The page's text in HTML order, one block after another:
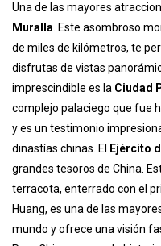
Una de las mayores
Muralla . Este asombroso
de miles de kilómetros, te
disfrutas de vistas
imprescindible es la Ciudad
complejo palaciego que fue
y es un testimonio
dinastías chinas. El
Ejército
grandes tesoros de China.
terracota, enterrado con el
Huang, es una de las
mundo y ofrece una visión